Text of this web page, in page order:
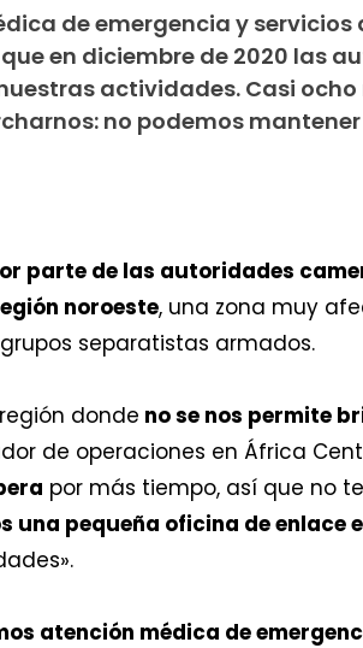
de emergencia y servicios
en diciembre de 2020 las
actividades. Casi ocho
no podemos
parte de las autoridades
noroeste, una zona muy
separatistas armados.
donde no se nos permite
de operaciones en África
por más tiempo, así que no
una pequeña oficina de enlace
atención médica de